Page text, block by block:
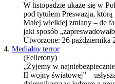
W listopadzie ukaże się w
pod tytułem Preswazja,
Małej wielkiej zmiany – de
jaki sposób
Utworzone: 26 października
4. Medialny terror
(Felietony)
„Żyjemy w
II wojny światowej” –